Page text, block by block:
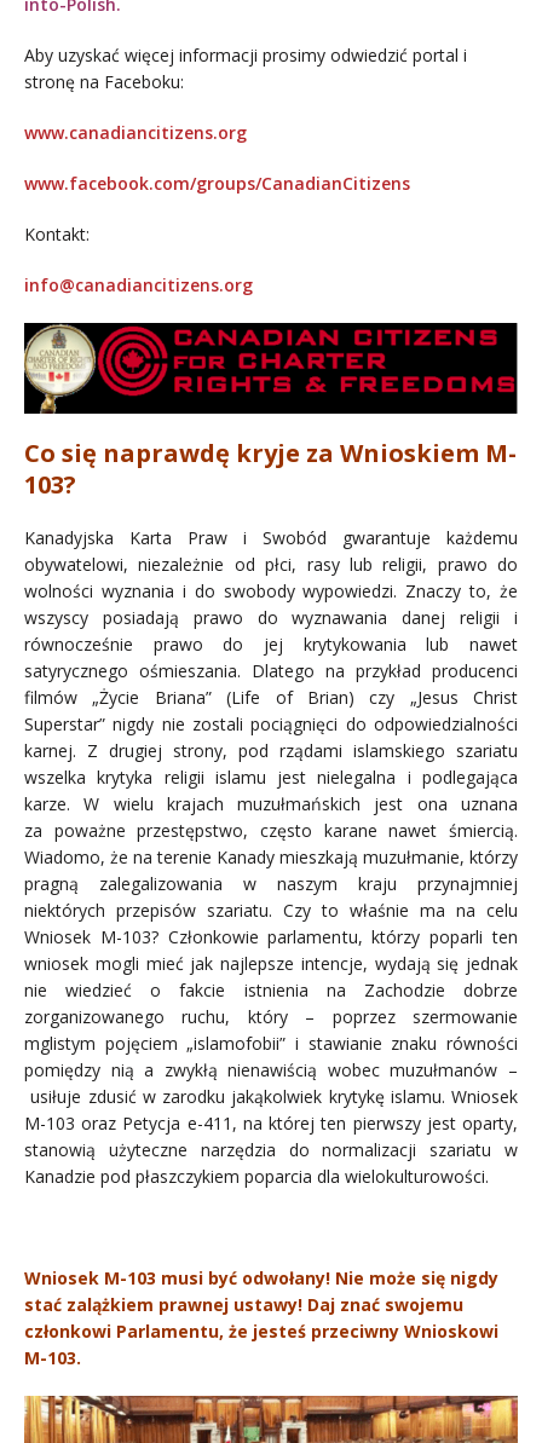
into-Polish.
Aby uzyskać więcej informacji prosimy odwiedzić portal i
stronę na Faceboku:
www.canadiancitizens.org
www.facebook.com/groups/CanadianCitizens
Kontakt:
info@canadiancitizens.org
Co się naprawdę kryje za Wnioskiem M-
103?
Kanadyjska Karta Praw i Swobód gwarantuje każdemu
obywatelowi, niezależnie od płci, rasy lub religii, prawo do
wolności wyznania i do swobody wypowiedzi. Znaczy to, że
wszyscy posiadają prawo do wyznawania danej religii i
równocześnie prawo do jej krytykowania lub nawet
satyrycznego ośmieszania. Dlatego na przykład producenci
filmów „Życie Briana” (Life of Brian) czy „Jesus Christ
Superstar” nigdy nie zostali pociągnięci do odpowiedzialności
karnej. Z drugiej strony, pod rządami islamskiego szariatu
wszelka krytyka religii islamu jest nielegalna i podlegająca
karze. W wielu krajach muzułmańskich jest ona uznana
za poważne przestępstwo, często karane nawet śmiercią.
Wiadomo, że na terenie Kanady mieszkają muzułmanie, którzy
pragną zalegalizowania w naszym kraju przynajmniej
niektórych przepisów szariatu. Czy to właśnie ma na celu
Wniosek M-103? Członkowie parlamentu, którzy poparli ten
wniosek mogli mieć jak najlepsze intencje, wydają się jednak
nie wiedzieć o fakcie istnienia na Zachodzie dobrze
zorganizowanego ruchu, który – poprzez szermowanie
mglistym pojęciem „islamofobii” i stawianie znaku równości
pomiędzy nią a zwykłą nienawiścią wobec muzułmanów –
usiłuje zdusić w zarodku jakąkolwiek krytykę islamu. Wniosek
M-103 oraz Petycja e-411, na której ten pierwszy jest oparty,
stanowią użyteczne narzędzia do normalizacji szariatu w
Kanadzie pod płaszczykiem poparcia dla wielokulturowości.
Wniosek M-103 musi być odwołany! Nie może się nigdy
stać zalążkiem prawnej ustawy! Daj znać swojemu
członkowi Parlamentu, że jesteś przeciwny Wnioskowi
M-103.